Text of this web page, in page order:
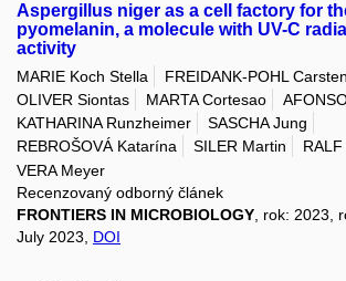
Aspergillus niger as a cell factory for
pyomelanin, a molecule with UV-C
activity
MARIE Koch Stella
FREIDANK-POHL Carsten
OLIVER Siontas
MARTA Cortesao
KATHARINA Runzheimer
SASCHA Jung
REBROŠOVÁ Katarína
SILER Martin
VERA Meyer
Recenzovaný odborný článek
FRONTIERS IN MICROBIOLOGY , rok: 2023,
July 2023, DOI